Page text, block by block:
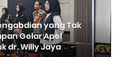
yang Tak
Gelar Apel
dr. Willy Jaya